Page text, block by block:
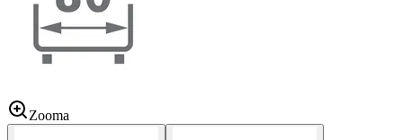
Zooma